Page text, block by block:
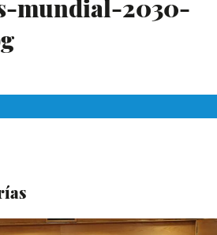
mundial-2030-